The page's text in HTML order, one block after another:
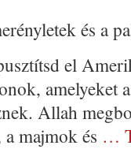
és a
el
amelye­ket
Allah
majmok és …